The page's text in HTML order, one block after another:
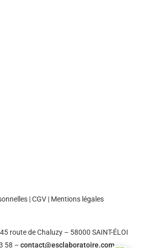
|CGV| Mentions légales
45 route de Chaluzy – 58000 SAINT-ÉLOI
58 – contact@esclaboratoire.com